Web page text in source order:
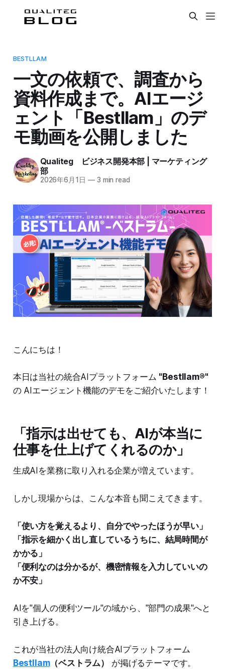
BESTLLAM
一文の依頼で、調査から
資料作成まで。AIエージ
ェント「Bestllam」のデ
モ動画を公開しました
Qualiteg ビジネス開発本部 | マーケティング
部
2026年6月1日 —3 min read
こんにちは！
本日は当社の統合AIプラットフォーム "Bestllam®"
の AIエージェント機能のデモをご紹介いたします！
「指示は出せても、AIが本当に
仕事を仕上げてくれるのか」
生成AIを業務に取り入れる企業が増えています。
しかし現場からは、こんな本音も聞こえてきます。
「使い方を覚えるより、自分でやったほうが早い」
「指示を細かく出し直しているうちに、結局時間が
かかる」
「便利なのは分かるが、機密情報を入力していいの
か不安」
AIを"個人の便利ツール"の域から、"部門の成果"へと
引き上げる。
これが当社の法人向け統合AIプラットフォーム
Bestllam（ベストラム） が掲げるテーマです。